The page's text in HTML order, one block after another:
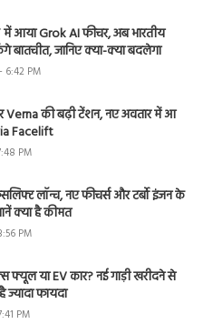
आया Grok AI फीचर, अब भारतीय
बातचीत, जानिए क्या-क्या बदलेगा
6:42 PM
की बढ़ी टेंशन, नए अवतार में आ
Facelift
PM
लॉन्च, नए फीचर्स और टर्बो इंजन के
क्या है कीमत
PM
फ्यूल या EV कार? नई गाड़ी खरीदने से
फायदा
PM